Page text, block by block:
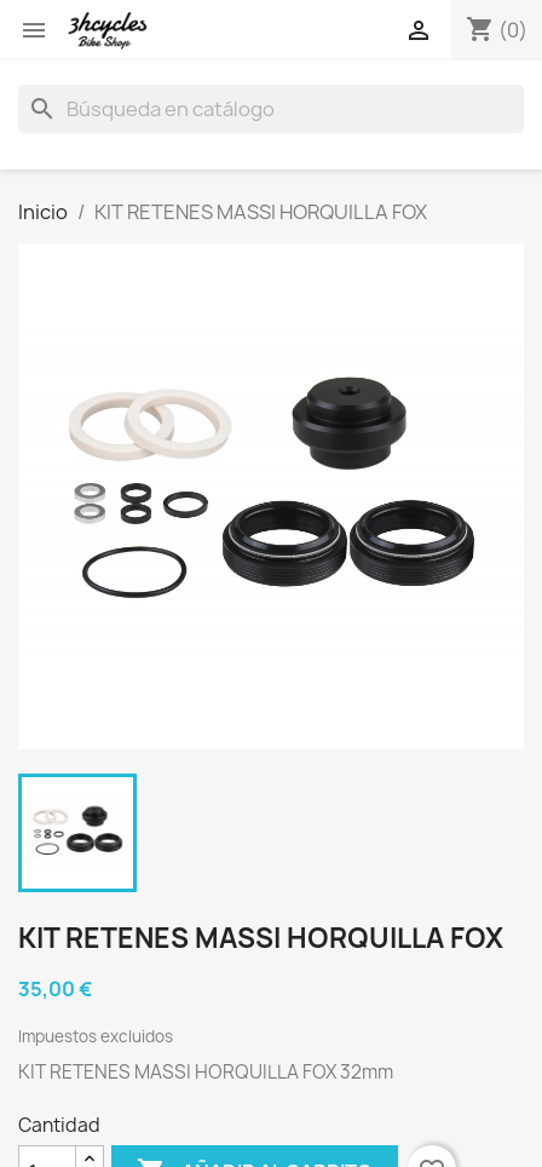
 shopping_cart (0)

search
Inicio KIT RETENES MASSI HORQUILLA FOX
KIT RETENES MASSI HORQUILLA FOX
35,00 €
Impuestos excluidos
KIT RETENES MASSI HORQUILLA FOX 32mm
Cantidad